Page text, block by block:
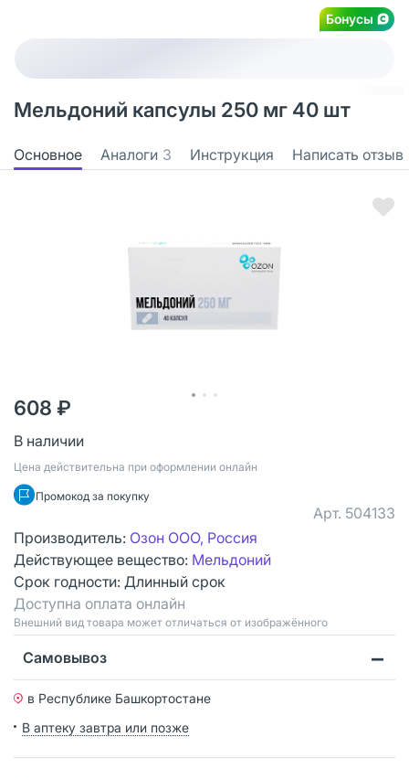
Бонусы
Мельдоний капсулы 250 мг 40 шт
Основное Аналоги 3 Инструкция Написать отзыв
608 ₽
В наличии
Цена действительна при оформлении онлайн
Промокод за покупку
Арт. 504133
Производитель: Озон ООО, Россия
Действующее вещество: Мельдоний
Срок годности: Длинный срок
Доступна оплата онлайн
Bнешний вид товара может отличаться от изображённого
Самовывоз
в Республике Башкортостане
В аптеку завтра или позже